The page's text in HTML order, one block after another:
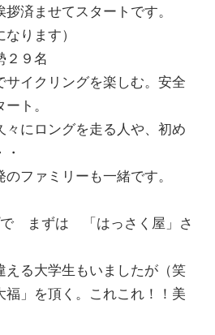
済ませてスタートです。
ります）
２９名
サイクリングを楽しむ。安全
ト。
々にロングを走る人や、初め
ファミリーも一緒です。
で まずは 「はっさく屋」さ
る大学生もいましたが（笑
福」を頂く。これこれ！！美